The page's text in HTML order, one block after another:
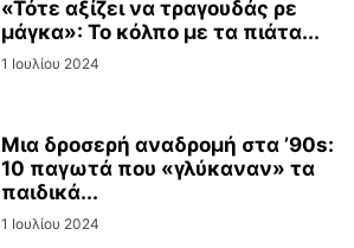
«Τότε αξίζει να τραγουδάς ρε
μάγκα»: Το κόλπο με τα πιάτα...
1 Ιουλίου 2024
Μια δροσερή αναδρομή στα ’90s:
10 παγωτά που «γλύκαναν» τα
παιδικά...
1 Ιουλίου 2024